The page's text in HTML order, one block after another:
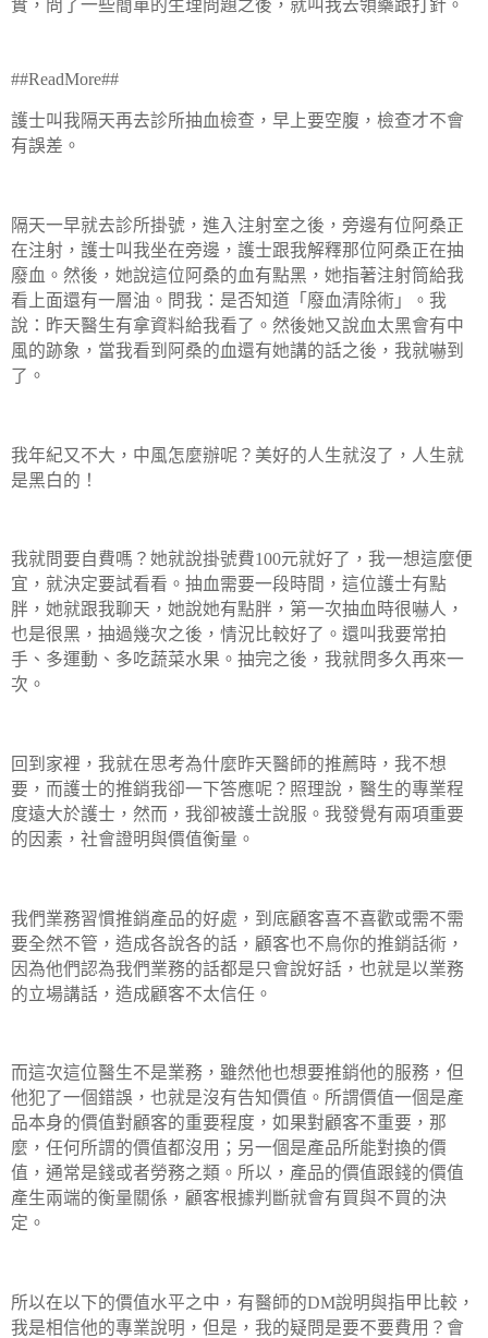
實，問了一些簡單的生理問題之後，就叫我去領藥跟打針。
##ReadMore##
護士叫我隔天再去診所抽血檢查，早上要空腹，檢查才不會
有誤差。
隔天一早就去診所掛號，進入注射室之後，旁邊有位阿桑正
在注射，護士叫我坐在旁邊，護士跟我解釋那位阿桑正在抽
廢血。然後，她說這位阿桑的血有點黑，她指著注射筒給我
看上面還有一層油。問我：是否知道「廢血清除術」。我
說：昨天醫生有拿資料給我看了。然後她又說血太黑會有中
風的跡象，當我看到阿桑的血還有她講的話之後，我就嚇到
了。
我年紀又不大，中風怎麼辦呢？美好的人生就沒了，人生就
是黑白的！
我就問要自費嗎？她就說掛號費100元就好了，我一想這麼便
宜，就決定要試看看。抽血需要一段時間，這位護士有點
胖，她就跟我聊天，她說她有點胖，第一次抽血時很嚇人，
也是很黑，抽過幾次之後，情況比較好了。還叫我要常拍
手、多運動、多吃蔬菜水果。抽完之後，我就問多久再來一
次。
回到家裡，我就在思考為什麼昨天醫師的推薦時，我不想
要，而護士的推銷我卻一下答應呢？照理說，醫生的專業程
度遠大於護士，然而，我卻被護士說服。我發覺有兩項重要
的因素，社會證明與價值衡量。
我們業務習慣推銷產品的好處，到底顧客喜不喜歡或需不需
要全然不管，造成各說各的話，顧客也不鳥你的推銷話術，
因為他們認為我們業務的話都是只會說好話，也就是以業務
的立場講話，造成顧客不太信任。
而這次這位醫生不是業務，雖然他也想要推銷他的服務，但
他犯了一個錯誤，也就是沒有告知價值。所謂價值一個是產
品本身的價值對顧客的重要程度，如果對顧客不重要，那
麼，任何所謂的價值都沒用；另一個是產品所能對換的價
值，通常是錢或者勞務之類。所以，產品的價值跟錢的價值
產生兩端的衡量關係，顧客根據判斷就會有買與不買的決
定。
所以在以下的價值水平之中，有醫師的DM說明與指甲比較，
我是相信他的專業說明，但是，我的疑問是要不要費用？會